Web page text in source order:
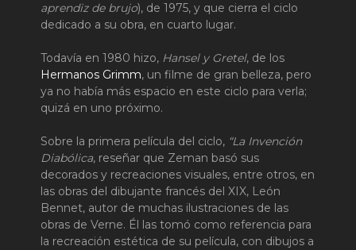
aprendiz de brujo), de 1975, y que cierra el ciclo
dedicado a su obra, en cuarto lugar.
Todavía en 1980 hizo, Hansel y Gretel, de los
Hermanos Grimm, un filme de gran belleza, pero
ya no había más espacio en este ciclo para verla;
quizá en uno próximo.
Sobre la primera película del ciclo, “La Invención
Diabólica, reseñar que Zeman basó sus
decorados y recreaciones visuales, entre otros, en
las obras del dibujante francés del XIX, León
Bennet, autor de muchas ilustraciones de las
obras de Verne. Él las tomó como referencia para
la recreación estética de su película, con dibujos a